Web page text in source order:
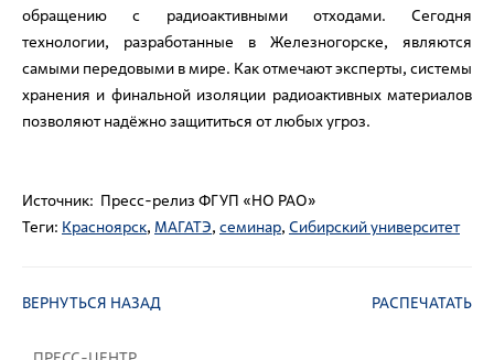
обращению с радиоактивными отходами. Сегодня
технологии, разработанные в Железногорске, являются
самыми передовыми в мире. Как отмечают эксперты, системы
хранения и финальной изоляции радиоактивных материалов
позволяют надёжно защититься от любых угроз.
Источник: Пресс-релиз ФГУП «НО РАО»
Теги: Красноярск, МАГАТЭ, семинар, Сибирский университет
ВЕРНУТЬСЯ НАЗАД РАСПЕЧАТАТЬ